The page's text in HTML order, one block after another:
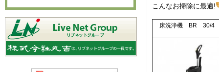
こんなお掃除に最適!
床洗浄機 BR 30/4